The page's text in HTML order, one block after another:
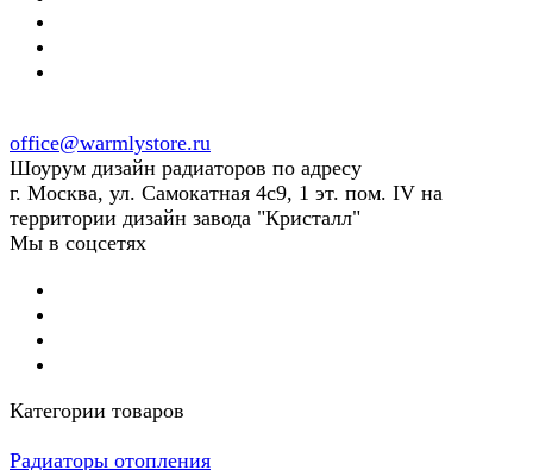
office@warmlystore.ru
Шоурум дизайн радиаторов по адресу
г. Москва, ул. Самокатная 4с9, 1 эт. пом. IV на
территории дизайн завода "Кристалл"
Мы в соцсетях
Категории товаров
Радиаторы отопления